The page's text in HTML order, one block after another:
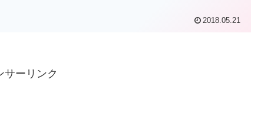
2018.05.21
サーリンク